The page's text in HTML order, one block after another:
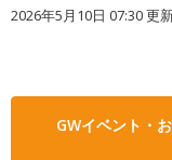
2026年5月10日 07:30 更
GWイベント・